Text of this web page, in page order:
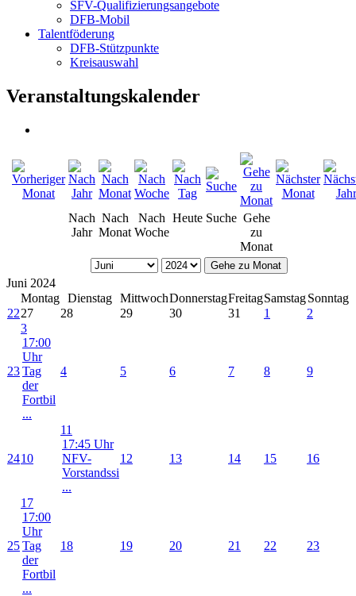
SFV-Qualifizierungsangebote
DFB-Mobil
Talentföderung
DFB-Stützpunkte
Kreisauswahl
Veranstaltungskalender
Nach
Jahr
Nach
Monat
Nach
Woche
Heute Suche Gehe
zu
Monat
Gehe zu Monat
Juni 2024
Montag Dienstag MittwochDonnerstagFreitagSamstagSonntag
2227 28 29 30 31 1 2
23
3
17:00
Uhr
Tag
der
Fortbil
...
4 5 6 7 8 9
2410
11
17:45 Uhr
NFV-
Vorstandssi
...
12 13 14 15 16
25
17
17:00
Uhr
Tag
der
Fortbil
...
18 19 20 21 22 23